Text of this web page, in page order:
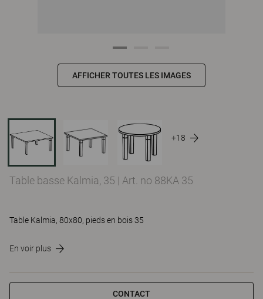
AFFICHER TOUTES LES IMAGES
+18
Table basse Kalmia, 35 | Art. no 88KA 35
Table Kalmia, 80x80, pieds en bois 35
En voir plus
CONTACT